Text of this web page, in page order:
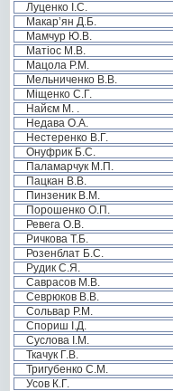
Луценко І.С.
Макар’ян Д.Б.
Мамчур Ю.В.
Матіос М.В.
Мацола Р.М.
Мельниченко В.В.
Міщенко С.Г.
Найєм М. .
Недава О.А.
Нестеренко В.Г.
Онуфрик Б.С.
Паламарчук М.П.
Пацкан В.В.
Пинзеник В.М.
Порошенко О.П.
Ревега О.В.
Ричкова Т.Б.
Розенблат Б.С.
Рудик С.Я.
Саврасов М.В.
Севрюков В.В.
Сольвар Р.М.
Спориш І.Д.
Суслова І.М.
Ткачук Г.В.
Тригубенко С.М.
Усов К.Г.